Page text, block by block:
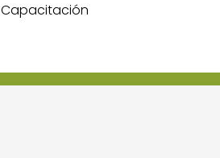
Capacitación